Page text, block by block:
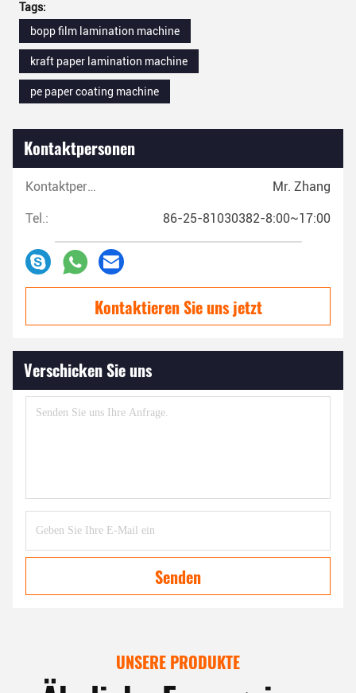
Tags:
bopp film lamination machine
kraft paper lamination machine
pe paper coating machine
Kontaktpersonen
Kontaktpersonen: Mr. Zhang
Tel.: 86-25-81030382-8:00~17:00
Kontaktieren Sie uns jetzt
Verschicken Sie uns
Senden
UNSERE PRODUKTE